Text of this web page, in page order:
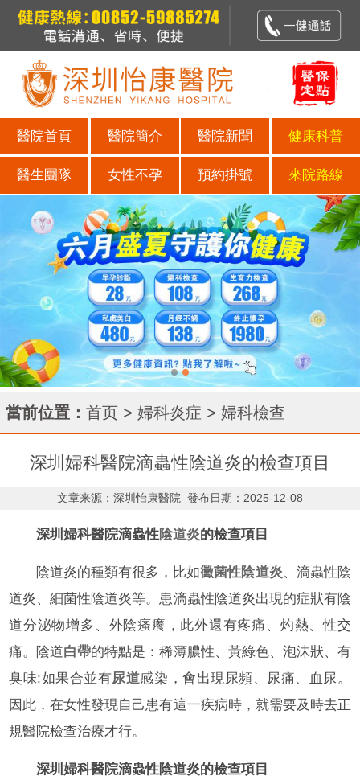
醫院首頁 醫院簡介 醫院新聞 健康科普
醫生團隊 女性不孕 預約掛號 來院路線
當前位置： 首页 > 婦科炎症 > 婦科檢查
深圳婦科醫院滴蟲性陰道炎的檢查項目
文章来源：深圳怡康醫院 發布日期：2025-12-08
深圳婦科醫院滴蟲性陰道炎的檢查項目
陰道炎的種類有很多，比如黴菌性陰道炎、滴蟲性陰
道炎、細菌性陰道炎等。患滴蟲性陰道炎出現的症狀有陰
道分泌物增多、外陰瘙癢，此外還有疼痛、灼熱、性交
痛。陰道白帶的特點是：稀薄膿性、黃綠色、泡沫狀、有
臭味;如果合並有尿道感染，會出現尿頻、尿痛、血尿。
因此，在女性發現自己患有這一疾病時，就需要及時去正
規醫院檢查治療才行。
深圳婦科醫院滴蟲性陰道炎的檢查項目